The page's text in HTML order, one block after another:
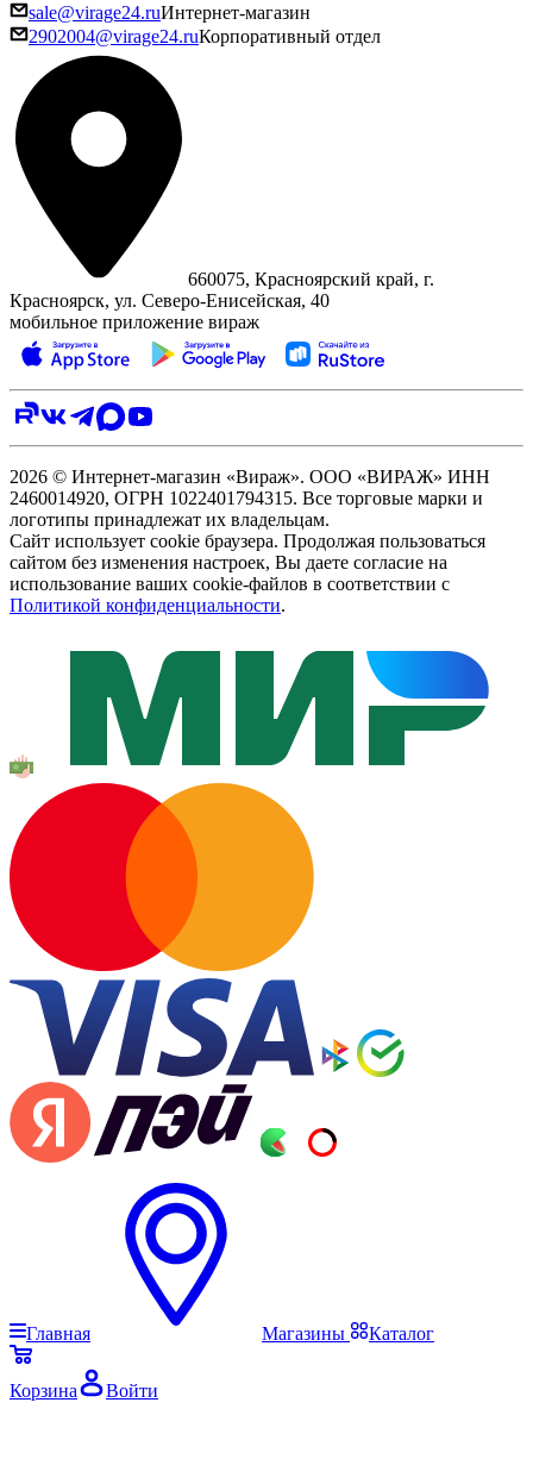
sale@virage24.ruИнтернет-магазин
2902004@virage24.ruКорпоративный отдел
660075, Красноярский край, г.
Красноярск, ул. Северо‑Енисейская, 40
мобильное приложение вираж
2026 © Интернет-магазин «Вираж». ООО «ВИРАЖ» ИНН
2460014920, ОГРН 1022401794315. Все торговые марки и
логотипы принадлежат их владельцам.
Сайт использует cookie браузера. Продолжая пользоваться
сайтом без изменения настроек, Вы даете согласие на
использование ваших cookie-файлов в соответствии с
Политикой конфиденциальности.
Главная Магазины Каталог
Корзина Войти